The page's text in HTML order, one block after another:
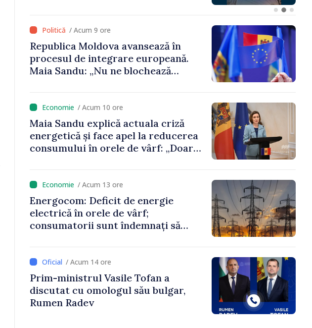
/ Acum 9 ore
Republica Moldova avansează în
procesul de integrare europeană.
Maia Sandu: „Nu ne blochează
/ Acum 10 ore
Maia Sandu explică actuala criză
energetică și face apel la reducerea
consumului în orele de vârf: „Doar
/ Acum 13 ore
Energocom: Deficit de energie
electrică în orele de vârf;
consumatorii sunt îndemnați să
/ Acum 14 ore
Prim-ministrul Vasile Tofan a
discutat cu omologul său bulgar,
Rumen Radev